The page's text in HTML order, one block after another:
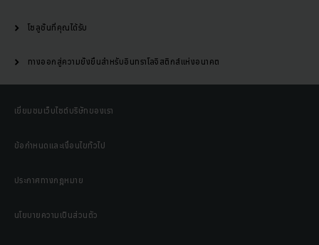
โซลูชั่นที่คุณได้รับ
ทางออกสู่ความยั่งยืนสำหรับอินทราโลจิสติกส์แห่งอนาคต
เยี่ยมชมเว็บไซต์บริษัทของเรา
ข้อกำหนดและเงื่อนไขทั่วไป
ประกาศทางกฎหมาย
นโยบายความเป็นส่วนตัว